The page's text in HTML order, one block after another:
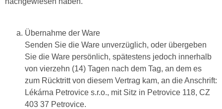
Übernahme der Ware
Senden Sie die Ware unverzüglich, oder übergeben
Sie die Ware persönlich, spätestens jedoch innerhalb
von vierzehn (14) Tagen nach dem Tag, an dem es
zum Rücktritt von diesem Vertrag kam, an die Anschrift:
Lékárna Petrovice s.r.o., mit Sitz in Petrovice 118, CZ
403 37 Petrovice.